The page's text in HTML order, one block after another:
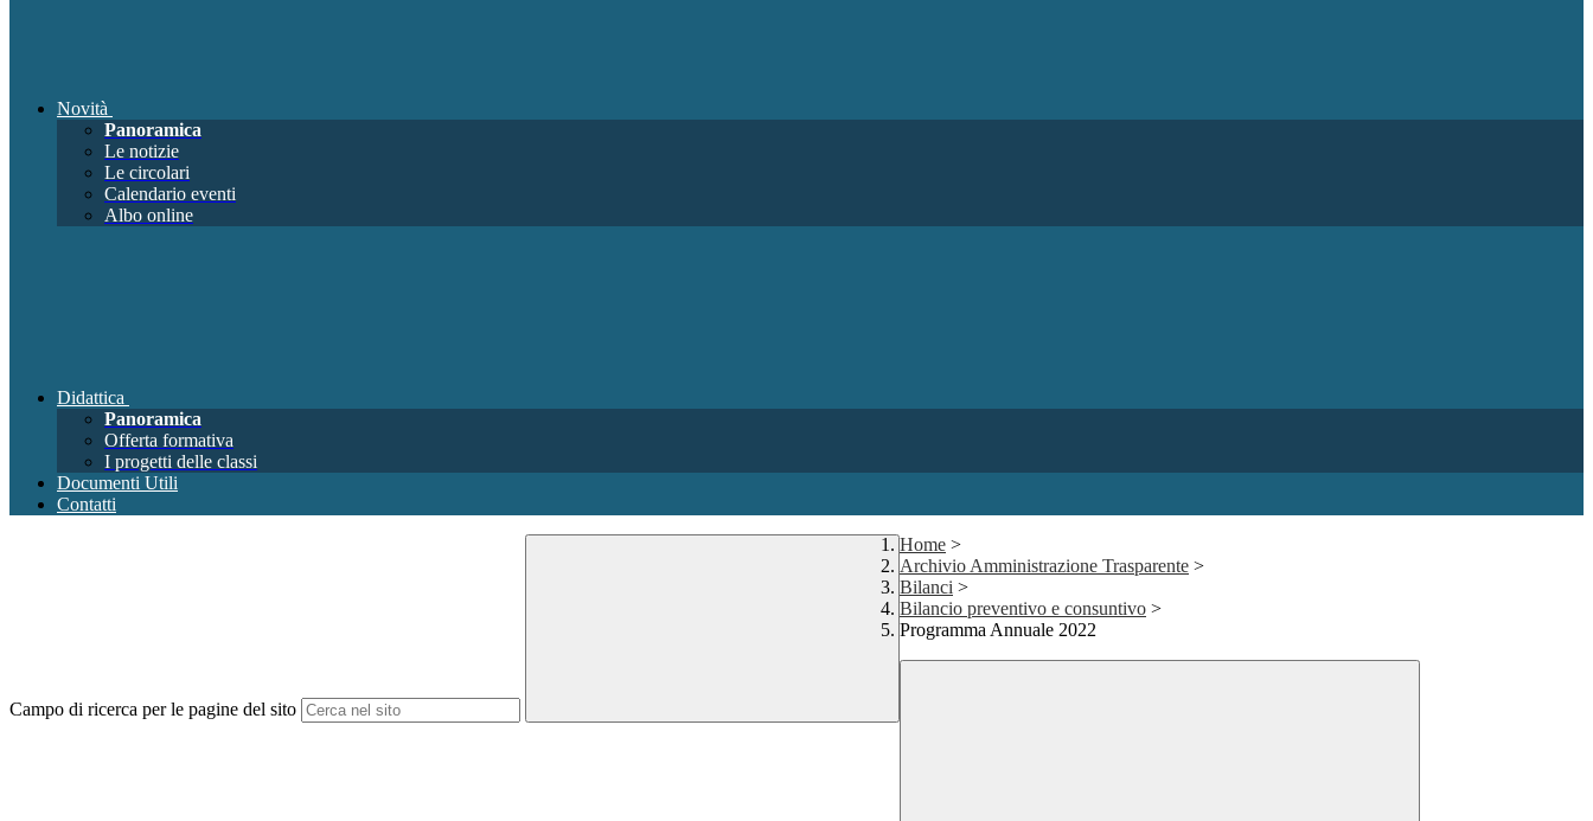
Novità
Panoramica
Le notizie
Le circolari
Calendario eventi
Albo online
Didattica
Panoramica
Offerta formativa
I progetti delle classi
Documenti Utili
Contatti
Campo di ricerca per le pagine del sito
Home >
Archivio Amministrazione Trasparente >
Bilanci >
Bilancio preventivo e consuntivo >
Programma Annuale 2022